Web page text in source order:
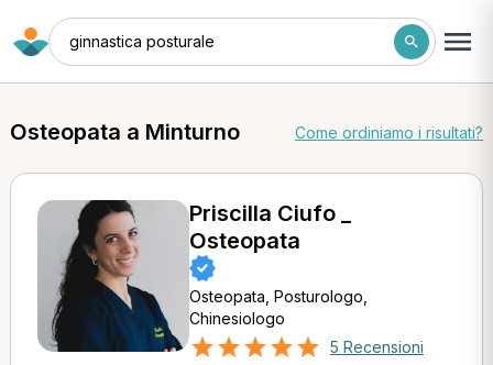
ginnastica posturale
Osteopata a Minturno Come ordiniamo i risultati?
Priscilla Ciufo _
Osteopata
Osteopata, Posturologo,
Chinesiologo
5 Recensioni